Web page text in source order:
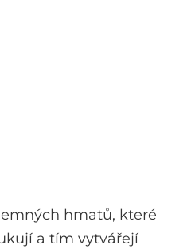
hmatů, které
a tím vytvářejí